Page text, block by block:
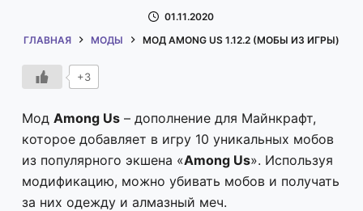
01.11.2020
ГЛАВНАЯ
МОДЫ МОД AMONG US 1.12.2 (МОБЫ ИЗ ИГРЫ)
+3
Мод Among Us– дополнение для Майнкрафт,
которое добавляет в игру 10 уникальных мобов
из популярного экшена «Among Us». Используя
модификацию, можно убивать мобов и получать
за них одежду и алмазный меч.